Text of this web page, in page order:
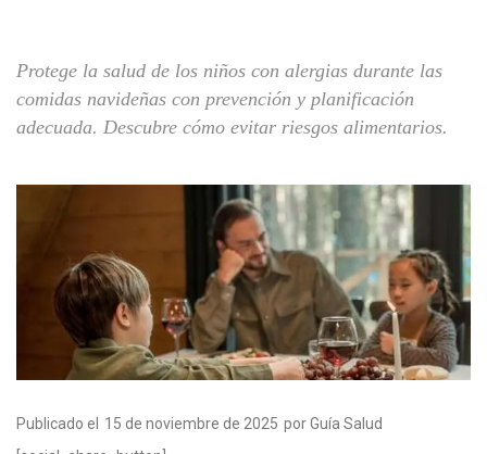
Protege la salud de los niños con alergias durante las
comidas navideñas con prevención y planificación
adecuada. Descubre cómo evitar riesgos alimentarios.
Publicado el 15 de noviembre de 2025 por Guía Salud